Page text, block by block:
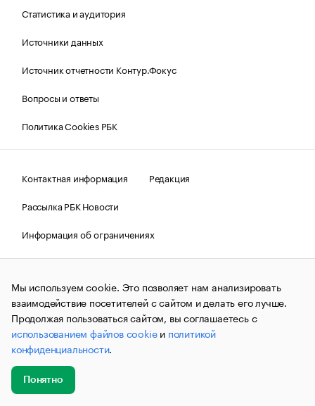
Статистика и аудитория
Источники данных
Источник отчетности Контур.Фокус
Вопросы и ответы
Политика Cookies РБК
Контактная информация
Редакция
Рассылка РБК Новости
Информация об ограничениях
Правовая информация
О соблюдении авторских прав
© АО «РОСБИЗНЕСКОНСАЛТИНГ»,1995–2026.Сообщения
и материалы информационного агентства «РБК»
(зарегистрировано Федеральной службой по надзору в сфере
связи, информационных технологий и массовых
коммуникаций (Роскомнадзор) 09.12.2015 за номером ИА
№ФС77-63848) сопровождаются пометкой «РБК». Отдельные
публикации могут содержать информацию,
не предназначенную для пользователей
до 18 лет.
Мы используем cookie. Это позволяет нам анализировать
взаимодействие посетителей с сайтом и делать его лучше.
Продолжая пользоваться сайтом, вы соглашаетесь с
использованием файлов cookieи политикой
конфиденциальности.
Понятно